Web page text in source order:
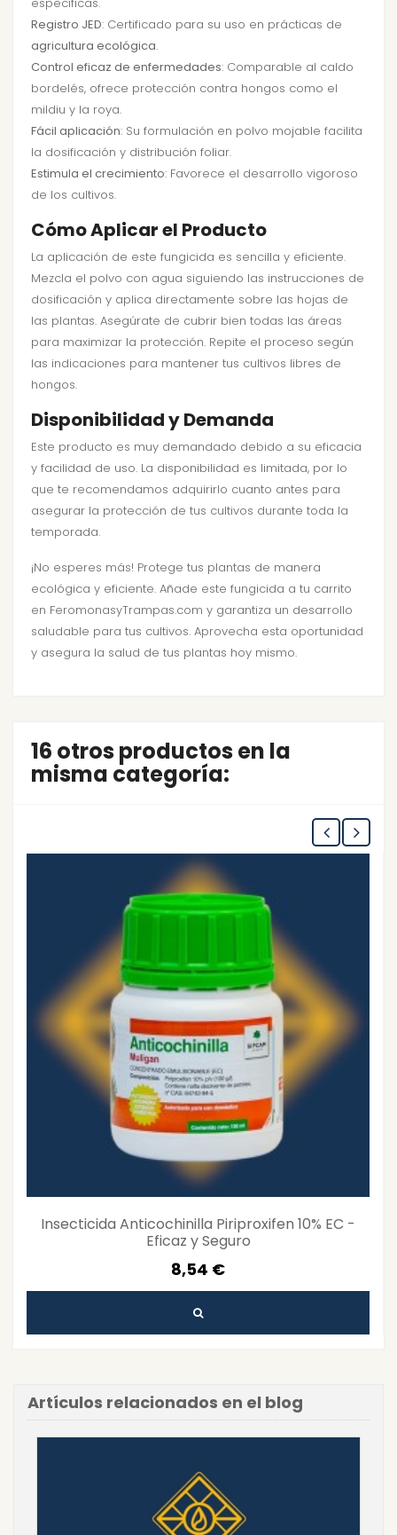
específicas.
Registro JED: Certificado para su uso en prácticas de
agricultura ecológica.
Control eficaz de enfermedades: Comparable al caldo
bordelés, ofrece protección contra hongos como el
mildiu y la roya.
Fácil aplicación: Su formulación en polvo mojable facilita
la dosificación y distribución foliar.
Estimula el crecimiento: Favorece el desarrollo vigoroso
de los cultivos.
Cómo Aplicar el Producto
La aplicación de este fungicida es sencilla y eficiente.
Mezcla el polvo con agua siguiendo las instrucciones de
dosificación y aplica directamente sobre las hojas de
las plantas. Asegúrate de cubrir bien todas las áreas
para maximizar la protección. Repite el proceso según
las indicaciones para mantener tus cultivos libres de
hongos.
Disponibilidad y Demanda
Este producto es muy demandado debido a su eficacia
y facilidad de uso. La disponibilidad es limitada, por lo
que te recomendamos adquirirlo cuanto antes para
asegurar la protección de tus cultivos durante toda la
temporada.
¡No esperes más! Protege tus plantas de manera
ecológica y eficiente. Añade este fungicida a tu carrito
en FeromonasyTrampas.com y garantiza un desarrollo
saludable para tus cultivos. Aprovecha esta oportunidad
y asegura la salud de tus plantas hoy mismo.
16 otros productos en la
misma categoría:
Insecticida Anticochinilla Piriproxifen 10% EC -
Eficaz y Seguro
8,54 €
Artículos relacionados en el blog